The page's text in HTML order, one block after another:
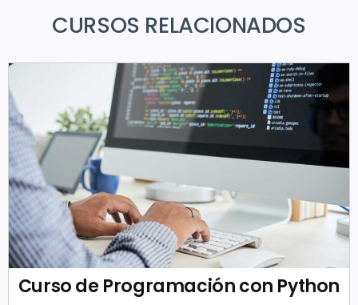
CURSOS RELACIONADOS
Curso de Programación con Python